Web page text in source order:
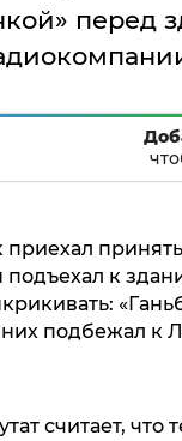
перед
приехал
подъехал к
подбежал к
считает,